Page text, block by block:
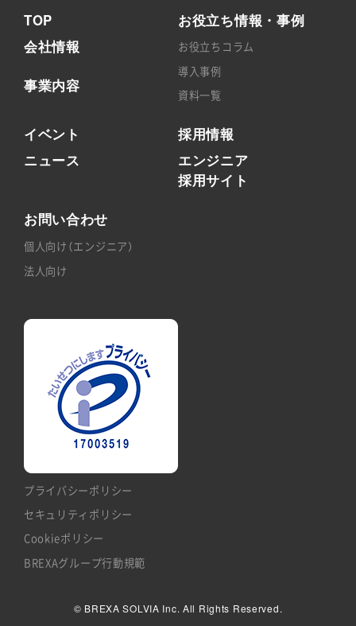
TOP
会社情報
事業内容
お役立ち情報・事例
お役立ちコラム
導入事例
資料一覧
イベント
ニュース
採用情報
エンジニア
採用サイト
お問い合わせ
個人向け（エンジニア）
法人向け
プライバシーポリシー
セキュリティポリシー
Cookieポリシー
BREXAグループ行動規範
© BREXA SOLVIA Inc. All Rights Reserved.